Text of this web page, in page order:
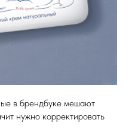
в брендбуке мешают
нужно корректировать